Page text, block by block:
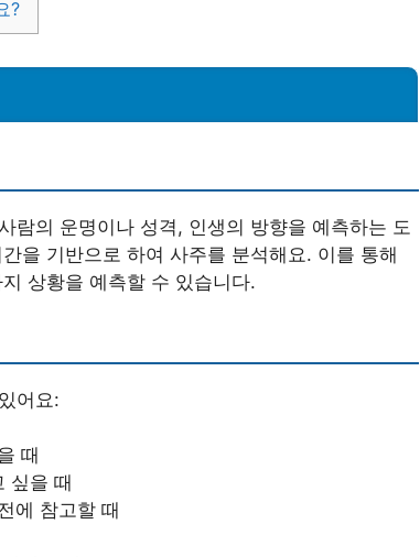
?
람의 운명이나 성격, 인생의 방향을 예측하는 도
을 기반으로 하여 사주를 분석해요. 이를 통해
상황을 예측할 수 있습니다.
어요:
때
싶을 때
에 참고할 때